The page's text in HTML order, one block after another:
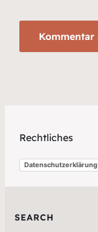
Rechtliches
Datenschutzerklärung
SEARCH